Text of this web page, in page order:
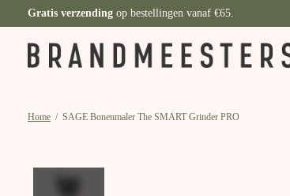
Gratis verzending op bestellingen vanaf €65.
Home / SAGE Bonenmaler The SMART Grinder PRO